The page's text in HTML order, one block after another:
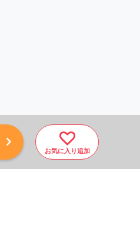
お気に入り追加